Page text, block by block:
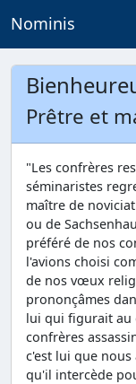
Nominis
Prêtre et
"Les confrères
séminaristes
maître de
ou de
préféré de nos
l'avions choisi
de nos vœux
prononçâmes
lui qui figurait au
confrères
c'est lui que
qu'il intercède